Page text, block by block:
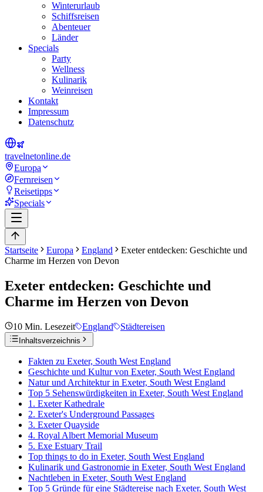
Winterurlaub
Schiffsreisen
Abenteuer
Länder
Specials
Party
Wellness
Kulinarik
Weinreisen
Kontakt
Impressum
Datenschutz
travelnetonline.de
Europa
Fernreisen
Reisetipps
Specials
Startseite Europa England
Exeter entdecken: Geschichte und
Charme im Herzen von Devon
Exeter entdecken: Geschichte und
Charme im Herzen von Devon
10 Min. Lesezeit England Städtereisen
Inhaltsverzeichnis
Fakten zu Exeter, South West England
Geschichte und Kultur von Exeter, South West England
Natur und Architektur in Exeter, South West England
Top 5 Sehenswürdigkeiten in Exeter, South West England
1. Exeter Kathedrale
2. Exeter's Underground Passages
3. Exeter Quayside
4. Royal Albert Memorial Museum
5. Exe Estuary Trail
Top things to do in Exeter, South West England
Kulinarik und Gastronomie in Exeter, South West England
Nachtleben in Exeter, South West England
Top 5 Gründe für eine Städtereise nach Exeter, South West